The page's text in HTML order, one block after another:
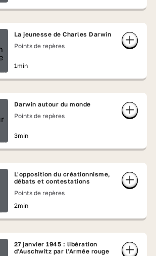
La jeunesse de Charles Darwin
Points de repères
1min
Darwin autour du monde
Points de repères
3min
L'opposition du créationnisme,
débats et contestations
Points de repères
2min
27 janvier 1945 : libération
d'Auschwitz par l'Armée rouge